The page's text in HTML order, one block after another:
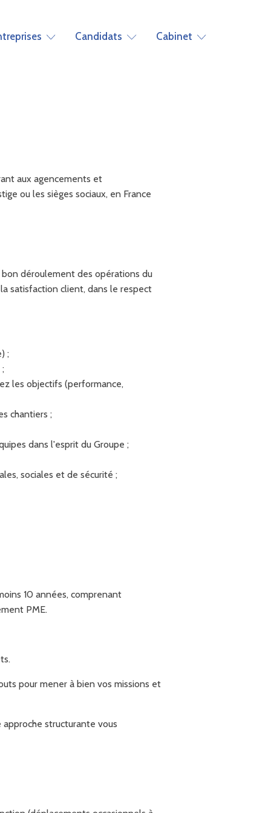
Candidats Cabinet
aux agencements et
ou les sièges sociaux, en France
déroulement des opérations du
satisfaction client, dans le respect
;
les objectifs (performance,
chantiers ;
dans l'esprit du Groupe ;
sociales et de sécurité ;
10 années, comprenant
PME.
pour mener à bien vos missions et
structurante vous